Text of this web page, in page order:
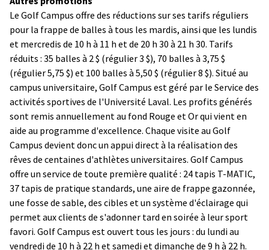
Le Golf Campus offre des réductions sur ses tarifs réguliers
pour la frappe de balles à tous les mardis, ainsi que les lundis
et mercredis de 10 h à 11 h et de 20 h 30 à 21 h 30. Tarifs
réduits : 35 balles à 2 $ (régulier 3 $), 70 balles à 3,75 $
(régulier 5,75 $) et 100 balles à 5,50 $ (régulier 8 $). Situé au
campus universitaire, Golf Campus est géré par le Service des
activités sportives de l'Université Laval. Les profits générés
sont remis annuellement au fond Rouge et Or qui vient en
aide au programme d'excellence. Chaque visite au Golf
Campus devient donc un appui direct à la réalisation des
rêves de centaines d'athlètes universitaires. Golf Campus
offre un service de toute première qualité : 24 tapis T-MATIC,
37 tapis de pratique standards, une aire de frappe gazonnée,
une fosse de sable, des cibles et un système d'éclairage qui
permet aux clients de s'adonner tard en soirée à leur sport
favori. Golf Campus est ouvert tous les jours : du lundi au
vendredi de 10 h à 22 h et samedi et dimanche de 9 h à 22 h.